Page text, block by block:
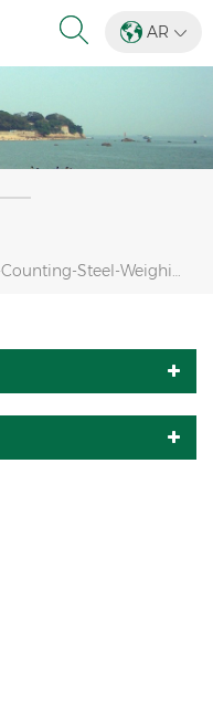
AR
Advanced-Sample-Counting-Steel-Weighing-Indicator